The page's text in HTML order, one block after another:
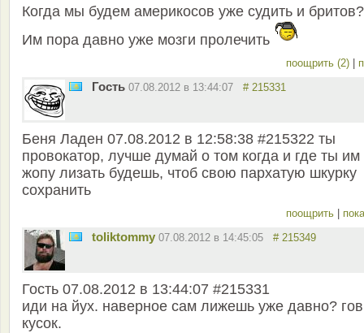
Когда мы будем америкосов уже судить и бритов?
Им пора давно уже мозги пролечить
поощрить (2)
Гость 07.08.2012 в 13:44:07 # 215331
Беня Ладен 07.08.2012 в 12:58:38 #215322 ты
провокатор, лучше думай о том когда и где ты им
жопу лизать будешь, чтоб свою пархатую шкурку
сохранить
поощрить
toliktommy 07.08.2012 в 14:45:05 # 215349
Гость 07.08.2012 в 13:44:07 #215331
иди на йух. наверное сам лижешь уже давно?
кусок.